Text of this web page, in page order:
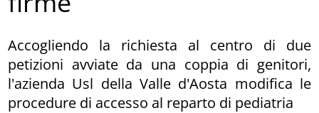
Accogliendo la richiesta al centro di due
petizioni avviate da una coppia di genitori,
l'azienda Usl della Valle d'Aosta modifica le
procedure di accesso al reparto di pediatria